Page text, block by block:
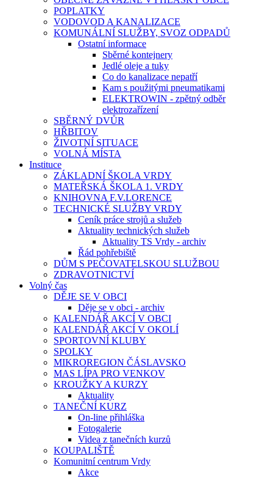
POPLATKY
VODOVOD A KANALIZACE
KOMUNÁLNÍ SLUŽBY, SVOZ ODPADŮ
Ostatní informace
Sběrné kontejnery
Jedlé oleje a tuky
Co do kanalizace nepatří
Kam s použitými pneumatikami
ELEKTROWIN - zpětný odběr
elektrozařízení
SBĚRNÝ DVŮR
HŘBITOV
ŽIVOTNÍ SITUACE
VOLNÁ MÍSTA
Instituce
ZÁKLADNÍ ŠKOLA VRDY
MATEŘSKÁ ŠKOLA 1. VRDY
KNIHOVNA F.V.LORENCE
TECHNICKÉ SLUŽBY VRDY
Ceník práce strojů a služeb
Aktuality technických služeb
Aktuality TS Vrdy - archiv
Řád pohřebiště
DŮM S PEČOVATELSKOU SLUŽBOU
ZDRAVOTNICTVÍ
Volný čas
DĚJE SE V OBCI
Děje se v obci - archiv
KALENDÁŘ AKCÍ V OBCI
KALENDÁŘ AKCÍ V OKOLÍ
SPORTOVNÍ KLUBY
SPOLKY
MIKROREGION ČÁSLAVSKO
MAS LÍPA PRO VENKOV
KROUŽKY A KURZY
Aktuality
TANEČNÍ KURZ
On-line přihláška
Fotogalerie
Videa z tanečních kurzů
KOUPALIŠTĚ
Komunitní centrum Vrdy
Akce